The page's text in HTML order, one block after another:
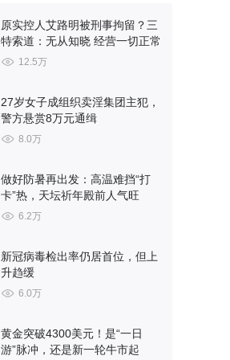
原实控人艾路明被刑事拘留？三
特索道：无从知晓 经营一切正常
12.5万
27岁女子成组织卖淫集团主犯，
警方悬赏8万元通缉
8.0万
做好防暑再出发：高温难挡“打
卡”热，天坛祈年殿前人气旺
6.2万
新冠病毒检出率仍居首位，但上
升趋缓
6.0万
黄金突破4300美元！是“一日
游”脉冲，还是新一轮牛市起